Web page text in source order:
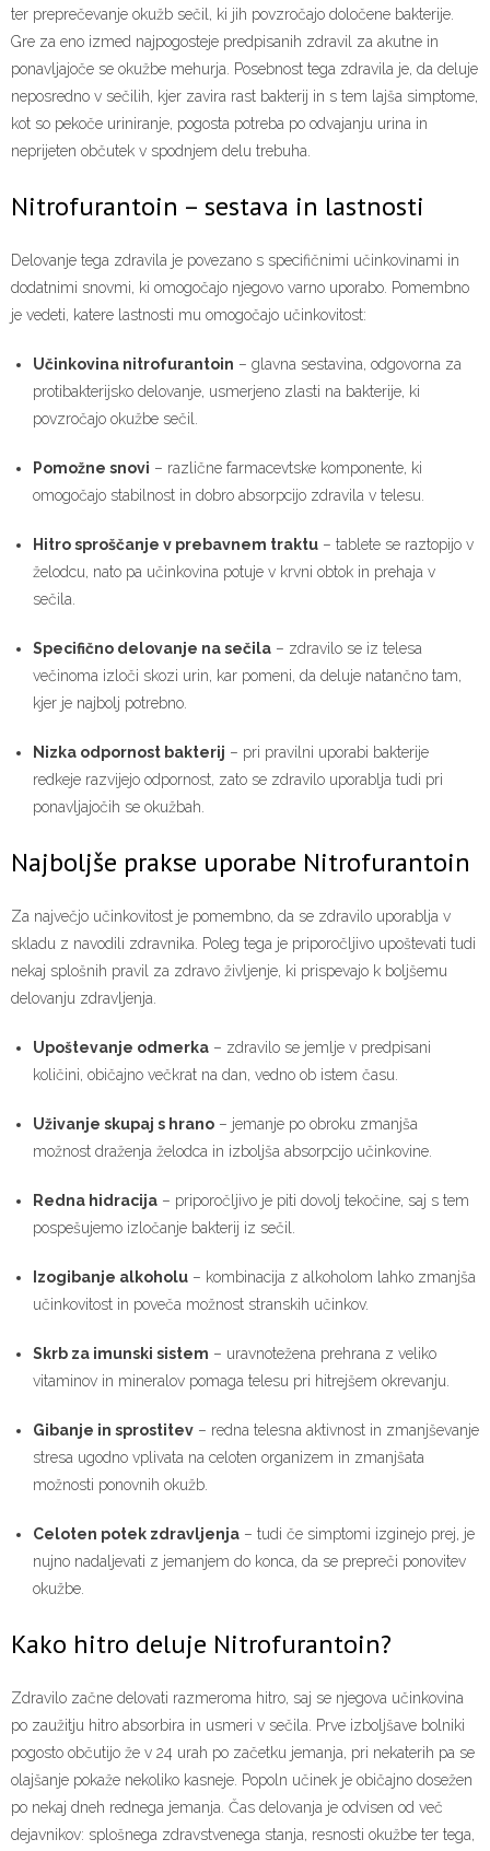
ter preprečevanje okužb sečil, ki jih povzročajo določene bakterije.
Gre za eno izmed najpogosteje predpisanih zdravil za akutne in
ponavljajoče se okužbe mehurja. Posebnost tega zdravila je, da deluje
neposredno v sečilih, kjer zavira rast bakterij in s tem lajša simptome,
kot so pekoče uriniranje, pogosta potreba po odvajanju urina in
neprijeten občutek v spodnjem delu trebuha.
Nitrofurantoin – sestava in lastnosti
Delovanje tega zdravila je povezano s specifičnimi učinkovinami in
dodatnimi snovmi, ki omogočajo njegovo varno uporabo. Pomembno
je vedeti, katere lastnosti mu omogočajo učinkovitost:
Učinkovina nitrofurantoin – glavna sestavina, odgovorna za
protibakterijsko delovanje, usmerjeno zlasti na bakterije, ki
povzročajo okužbe sečil.
Pomožne snovi – različne farmacevtske komponente, ki
omogočajo stabilnost in dobro absorpcijo zdravila v telesu.
Hitro sproščanje v prebavnem traktu – tablete se raztopijo v
želodcu, nato pa učinkovina potuje v krvni obtok in prehaja v
sečila.
Specifično delovanje na sečila – zdravilo se iz telesa
večinoma izloči skozi urin, kar pomeni, da deluje natančno tam,
kjer je najbolj potrebno.
Nizka odpornost bakterij – pri pravilni uporabi bakterije
redkeje razvijejo odpornost, zato se zdravilo uporablja tudi pri
ponavljajočih se okužbah.
Najboljše prakse uporabe Nitrofurantoin
Za največjo učinkovitost je pomembno, da se zdravilo uporablja v
skladu z navodili zdravnika. Poleg tega je priporočljivo upoštevati tudi
nekaj splošnih pravil za zdravo življenje, ki prispevajo k boljšemu
delovanju zdravljenja.
Upoštevanje odmerka – zdravilo se jemlje v predpisani
količini, običajno večkrat na dan, vedno ob istem času.
Uživanje skupaj s hrano – jemanje po obroku zmanjša
možnost draženja želodca in izboljša absorpcijo učinkovine.
Redna hidracija – priporočljivo je piti dovolj tekočine, saj s tem
pospešujemo izločanje bakterij iz sečil.
Izogibanje alkoholu – kombinacija z alkoholom lahko zmanjša
učinkovitost in poveča možnost stranskih učinkov.
Skrb za imunski sistem – uravnotežena prehrana z veliko
vitaminov in mineralov pomaga telesu pri hitrejšem okrevanju.
Gibanje in sprostitev – redna telesna aktivnost in zmanjševanje
stresa ugodno vplivata na celoten organizem in zmanjšata
možnosti ponovnih okužb.
Celoten potek zdravljenja – tudi če simptomi izginejo prej, je
nujno nadaljevati z jemanjem do konca, da se prepreči ponovitev
okužbe.
Kako hitro deluje Nitrofurantoin?
Zdravilo začne delovati razmeroma hitro, saj se njegova učinkovina
po zaužitju hitro absorbira in usmeri v sečila. Prve izboljšave bolniki
pogosto občutijo že v 24 urah po začetku jemanja, pri nekaterih pa se
olajšanje pokaže nekoliko kasneje. Popoln učinek je običajno dosežen
po nekaj dneh rednega jemanja. Čas delovanja je odvisen od več
dejavnikov: splošnega zdravstvenega stanja, resnosti okužbe ter tega,